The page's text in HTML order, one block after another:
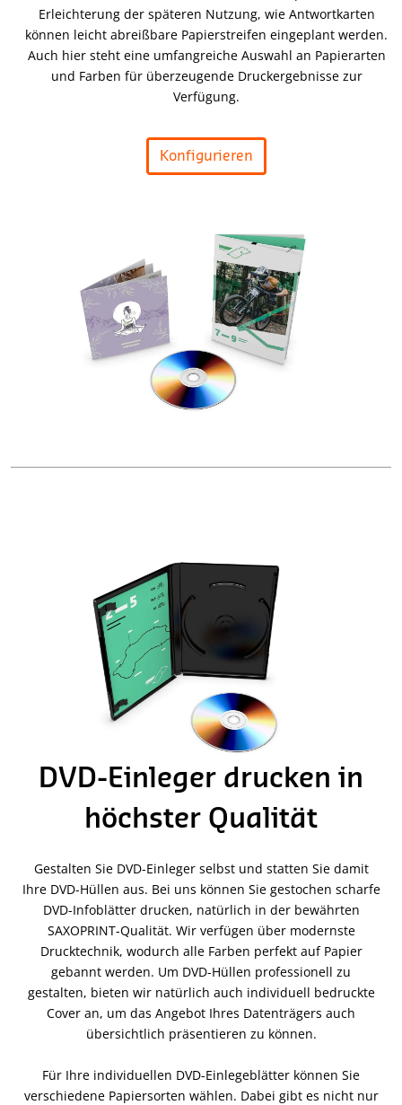
Erleichterung der späteren Nutzung, wie Antwortkarten
können leicht abreißbare Papierstreifen eingeplant werden.
Auch hier steht eine umfangreiche Auswahl an Papierarten
und Farben für überzeugende Druckergebnisse zur
Verfügung.
Konfigurieren
DVD-Einleger drucken in
höchster Qualität
Gestalten Sie DVD-Einleger selbst und statten Sie damit
Ihre DVD-Hüllen aus. Bei uns können Sie gestochen scharfe
DVD-Infoblätter drucken, natürlich in der bewährten
SAXOPRINT-Qualität. Wir verfügen über modernste
Drucktechnik, wodurch alle Farben perfekt auf Papier
gebannt werden. Um DVD-Hüllen professionell zu
gestalten, bieten wir natürlich auch individuell bedruckte
Cover an, um das Angebot Ihres Datenträgers auch
übersichtlich präsentieren zu können.
Für Ihre individuellen DVD-Einlegeblätter können Sie
verschiedene Papiersorten wählen. Dabei gibt es nicht nur